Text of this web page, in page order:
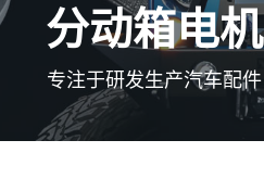
分动箱电机
专注于研发生产汽车配件